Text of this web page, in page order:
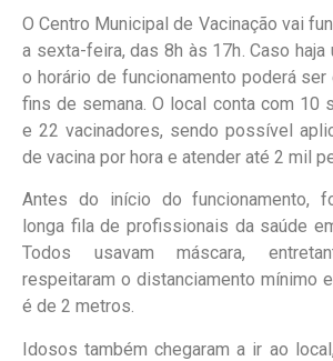
O Centro Municipal de Vacinação vai
a sexta-feira, das 8h às 17h. Caso haja
o horário de funcionamento poderá
fins de semana. O local conta com 10
e 22 vacinadores, sendo possível
de vacina por hora e atender até 2 mil
Antes do início do funcionamento,
longa fila de profissionais da saúde
Todos usavam máscara,
respeitaram o distanciamento mínimo
é de 2 metros.
Idosos também chegaram a ir ao